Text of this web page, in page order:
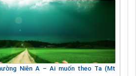
Niên A – Ai muốn theo Ta (Mt